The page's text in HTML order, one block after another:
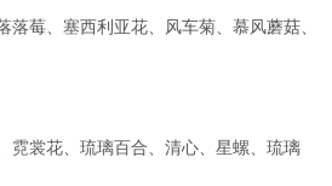
莓、塞西利亚花、风车菊、慕风蘑菇、
裳花、琉璃百合、清心、星螺、琉璃